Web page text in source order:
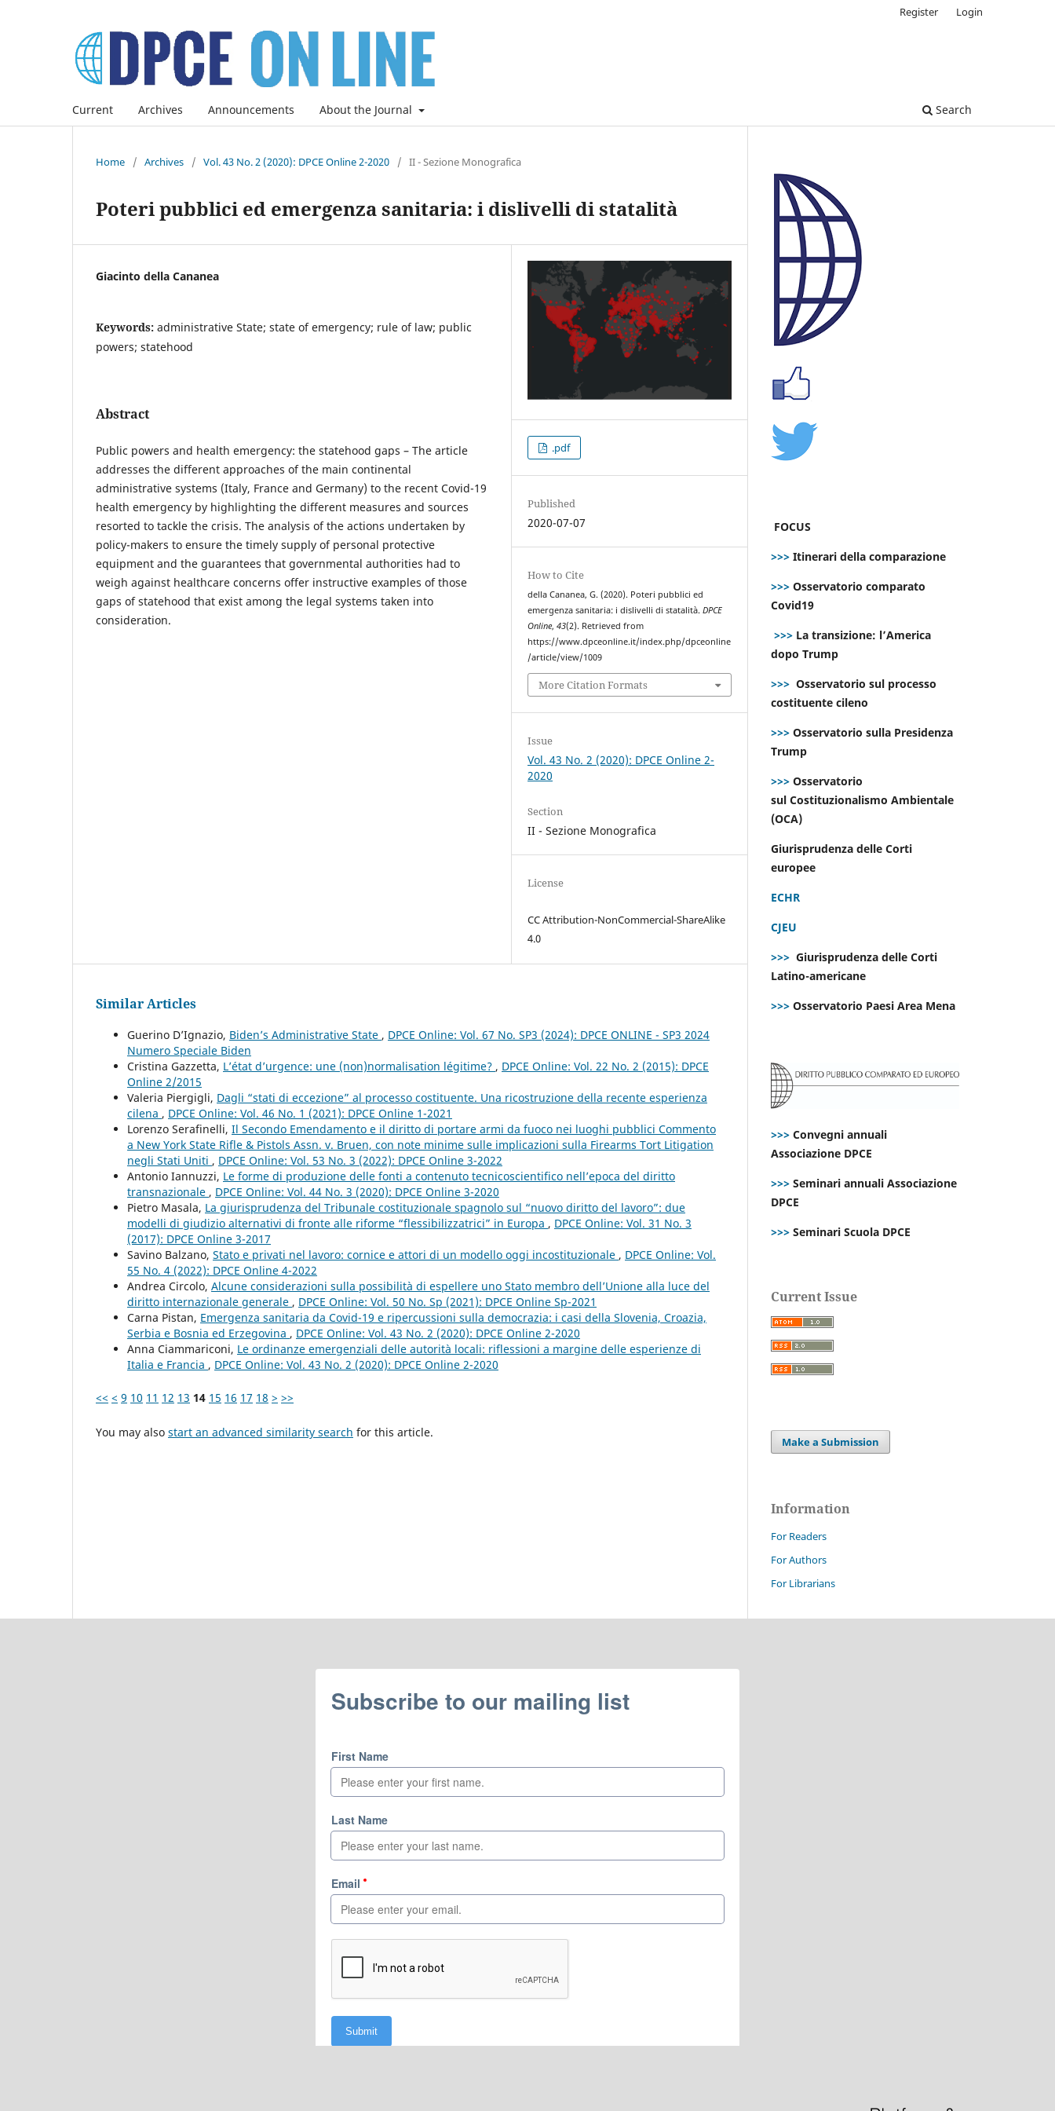
Current Archives Announcements About the Journal Search
Register Login
Home / Archives / Vol. 43 No. 2 (2020): DPCE Online 2-2020 / II - Sezione Monografica
Poteri pubblici ed emergenza sanitaria: i dislivelli di statalità
Giacinto della Cananea
Keywords: administrative State; state of emergency; rule of law; public
powers; statehood
Abstract
Public powers and health emergency: the statehood gaps – The article
addresses the different approaches of the main continental
administrative systems (Italy, France and Germany) to the recent Covid-19
health emergency by highlighting the different measures and sources
resorted to tackle the crisis. The analysis of the actions undertaken by
policy-makers to ensure the timely supply of personal protective
equipment and the guarantees that governmental authorities had to
weigh against healthcare concerns offer instructive examples of those
gaps of statehood that exist among the legal systems taken into
consideration.
.pdf
Published
2020-07-07
How to Cite
della Cananea, G. (2020). Poteri pubblici ed
emergenza sanitaria: i dislivelli di statalità.DPCE
Online,43(2). Retrieved from
https://www.dpceonline.it/index.php/dpceonline
/article/view/1009
More Citation Formats
Issue
Vol. 43 No. 2 (2020): DPCE Online 2-
2020
Section
II - Sezione Monografica
License
CC Attribution-NonCommercial-ShareAlike
4.0
Similar Articles
Guerino D’Ignazio, Biden’s Administrative State , DPCE Online: Vol. 67 No. SP3 (2024): DPCE ONLINE - SP3 2024
Numero Speciale Biden
Cristina Gazzetta, L’état d’urgence: une (non)normalisation légitime? , DPCE Online: Vol. 22 No. 2 (2015): DPCE
Online 2/2015
Valeria Piergigli, Dagli “stati di eccezione” al processo costituente. Una ricostruzione della recente esperienza
cilena , DPCE Online: Vol. 46 No. 1 (2021): DPCE Online 1-2021
Lorenzo Serafinelli, Il Secondo Emendamento e il diritto di portare armi da fuoco nei luoghi pubblici Commento
a New York State Rifle & Pistols Assn. v. Bruen, con note minime sulle implicazioni sulla Firearms Tort Litigation
negli Stati Uniti , DPCE Online: Vol. 53 No. 3 (2022): DPCE Online 3-2022
Antonio Iannuzzi, Le forme di produzione delle fonti a contenuto tecnicoscientifico nell’epoca del diritto
transnazionale , DPCE Online: Vol. 44 No. 3 (2020): DPCE Online 3-2020
Pietro Masala, La giurisprudenza del Tribunale costituzionale spagnolo sul “nuovo diritto del lavoro”: due
modelli di giudizio alternativi di fronte alle riforme “flessibilizzatrici” in Europa , DPCE Online: Vol. 31 No. 3
(2017): DPCE Online 3-2017
Savino Balzano, Stato e privati nel lavoro: cornice e attori di un modello oggi incostituzionale , DPCE Online: Vol.
55 No. 4 (2022): DPCE Online 4-2022
Andrea Circolo, Alcune considerazioni sulla possibilità di espellere uno Stato membro dell’Unione alla luce del
diritto internazionale generale , DPCE Online: Vol. 50 No. Sp (2021): DPCE Online Sp-2021
Carna Pistan, Emergenza sanitaria da Covid-19 e ripercussioni sulla democrazia: i casi della Slovenia, Croazia,
Serbia e Bosnia ed Erzegovina , DPCE Online: Vol. 43 No. 2 (2020): DPCE Online 2-2020
Anna Ciammariconi, Le ordinanze emergenziali delle autorità locali: riflessioni a margine delle esperienze di
Italia e Francia , DPCE Online: Vol. 43 No. 2 (2020): DPCE Online 2-2020
<< < 9 10 11 12 13 14 15 16 17 18 > >>
You may also start an advanced similarity search for this article.
FOCUS
>>> Itinerari della comparazione
>>> Osservatorio comparato
Covid19
>>> La transizione: l’America
dopo Trump
>>> Osservatorio sul processo
costituente cileno
>>> Osservatorio sulla Presidenza
Trump
>>> Osservatorio
sul Costituzionalismo Ambientale
(OCA)
Giurisprudenza delle Corti
europee
ECHR
CJEU
>>> Giurisprudenza delle Corti
Latino-americane
>>> Osservatorio Paesi Area Mena
>>> Convegni annuali
Associazione DPCE
>>> Seminari annuali Associazione
DPCE
>>> Seminari Scuola DPCE
Current Issue
Make a Submission
Information
For Readers
For Authors
For Librarians